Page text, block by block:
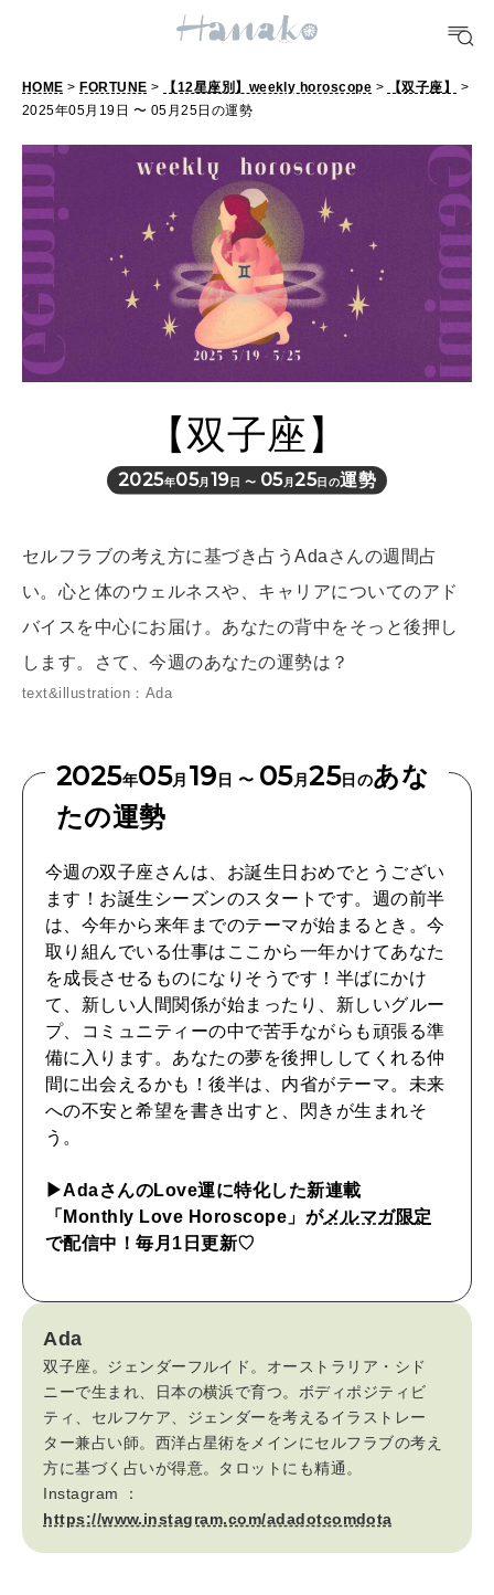
FOOD
おいしい
TRAVEL
どこ行く？
FORTUNE
明日のわたし
[12星座別] Monthly Love Holoscope
算命学がわかる今月のあなた
HEALTH
自分にやさしく
LEARN
知る、考える
MAMA
ママもいろいろ
SUSTAINABLE
わたしができること
CULTURE
自分を耕す
WORK&MONEY
いい人生って？
MAGAZINE
特集
2026年7月号「鎌倉 ローカルが 教えてくれた 本当の歩き方。」
2026年6月号「大銀座 トレンドが生まれる 新しい一流店へ。」
2026年5月号「“大好き”に出会いに。韓国」
MAGAZINE MOOK
HOME > FORTUNE > 【12星座別】weekly horoscope > 【双子座】
>
2025年05月19日 〜 05月25日の運勢
【双子座】
2025年05月19日 〜 05月25日の運勢
セルフラブの考え方に基づき占うAdaさんの週間占
い。心と体のウェルネスや、キャリアについてのアド
バイスを中心にお届け。あなたの背中をそっと後押し
します。さて、今週のあなたの運勢は？
text&illustration：Ada
2025年05月 19日 〜 05月25日のあな
たの運勢
今週の双子座さんは、お誕生日おめでとうござい
ます！お誕生シーズンのスタートです。週の前半
は、今年から来年までのテーマが始まるとき。今
取り組んでいる仕事はここから一年かけてあなた
を成長させるものになりそうです！半ばにかけ
て、新しい人間関係が始まったり、新しいグルー
プ、コミュニティーの中で苦手ながらも頑張る準
備に入ります。あなたの夢を後押ししてくれる仲
間に出会えるかも！後半は、内省がテーマ。未来
への不安と希望を書き出すと、閃きが生まれそ
う。
▶︎AdaさんのLove運に特化した新連載
「Monthly Love Horoscope」がメルマガ限定
で配信中！毎月1日更新♡
Ada
双子座。ジェンダーフルイド。オーストラリア・シド
ニーで生まれ、日本の横浜で育つ。ボディポジティビ
ティ、セルフケア、ジェンダーを考えるイラストレー
ター兼占い師。西洋占星術をメインにセルフラブの考え
方に基づく占いが得意。タロットにも精通。
Instagram ：
https://www.instagram.com/adadotcomdota